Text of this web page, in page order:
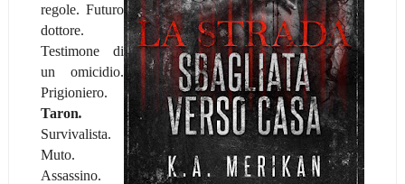
regole. Futuro
dottore.
Testimone di
un omicidio.
Prigioniero.
Taron.
Survivalista.
Muto.
Assassino.